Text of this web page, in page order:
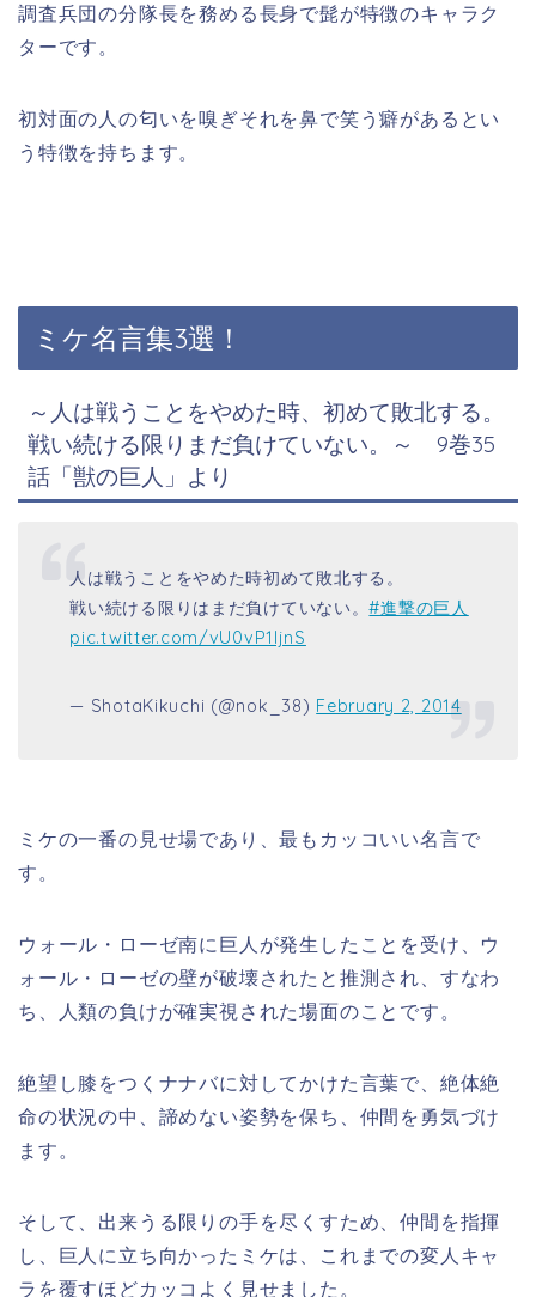
調査兵団の分隊長を務める長身で髭が特徴のキャラク
ターです。
初対面の人の匂いを嗅ぎそれを鼻で笑う癖があるとい
う特徴を持ちます。
ミケ名言集3選！
～人は戦うことをやめた時、初めて敗北する。
戦い続ける限りまだ負けていない。～ 9巻35
話「獣の巨人」より
人は戦うことをやめた時初めて敗北する。
戦い続ける限りはまだ負けていない。#進撃の巨人
pic.twitter.com/vU0vP1IjnS
— ShotaKikuchi (@nok_38) February 2, 2014
ミケの一番の見せ場であり、最もカッコいい名言で
す。
ウォール・ローゼ南に巨人が発生したことを受け、ウ
ォール・ローゼの壁が破壊されたと推測され、すなわ
ち、人類の負けが確実視された場面のことです。
絶望し膝をつくナナバに対してかけた言葉で、絶体絶
命の状況の中、諦めない姿勢を保ち、仲間を勇気づけ
ます。
そして、出来うる限りの手を尽くすため、仲間を指揮
し、巨人に立ち向かったミケは、これまでの変人キャ
ラを覆すほどカッコよく見せました。